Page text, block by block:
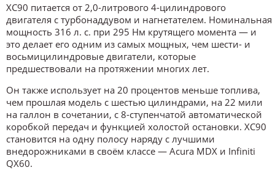
XC90 питается от 2,0-литрового 4-цилиндрового
двигателя с турбонаддувом и нагнетателем. Номинальная
мощность 316 л. с. при 295 Нм крутящего момента — и
это делает его одним из самых мощных, чем шести- и
восьмицилиндровые двигатели, которые
предшествовали на протяжении многих лет.
Он также использует на 20 процентов меньше топлива,
чем прошлая модель с шестью цилиндрами, на 22 мили
на галлон в сочетании, с 8-ступенчатой автоматической
коробкой передач и функцией холостой остановки. XC90
становится на одну полосу наряду с лучшими
внедорожниками в своём классе — Acura MDX и Infiniti
QX60.